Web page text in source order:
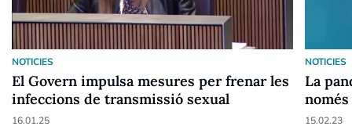
NOTICIES
El Govern impulsa mesures per frenar les
infeccions de transmissió sexual
16.01.25
NOTICIES
La
només
15.02.23